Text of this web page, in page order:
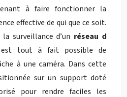
à faire fonctionner la
effective de qui que ce soit.
surveillance d’un réseau d
tout à fait possible de
à une caméra. Dans cette
sur un support doté
pour rendre faciles les